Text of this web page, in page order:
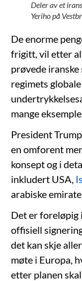
Deler av et
Yeriho på
De enorme
frigitt, vil etter
prøvede
regimets
mange
President
en omforent
konsept og i
inkludert USA,
arabiske
Det er foreløpig
offisiell
det kan skje
møte i Europa,
etter planen